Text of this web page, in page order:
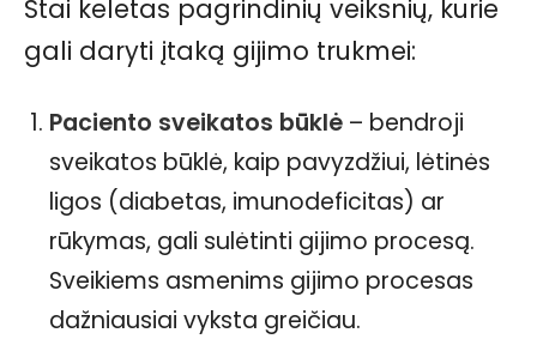
Štai keletas pagrindinių veiksnių, kurie
gali daryti įtaką gijimo trukmei:
Paciento sveikatos būklė – bendroji
sveikatos būklė, kaip pavyzdžiui, lėtinės
ligos (diabetas, imunodeficitas) ar
rūkymas, gali sulėtinti gijimo procesą.
Sveikiems asmenims gijimo procesas
dažniausiai vyksta greičiau.